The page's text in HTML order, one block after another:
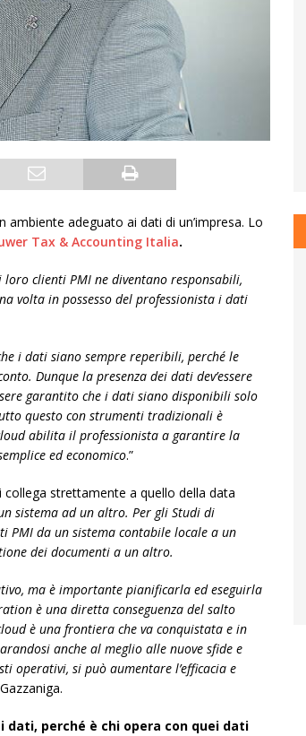
ambiente adeguato ai dati di un’impresa. Lo
Tax & Accounting Italia.
clienti PMI ne diventano responsabili,
volta in possesso del professionista i dati
i dati siano sempre reperibili, perché le
Dunque la presenza dei dati dev’essere
garantito che i dati siano disponibili solo
questo con strumenti tradizionali è
abilita il professionista a garantire la
ed economico.”
strettamente a quello della data
sistema ad un altro. Per gli Studi di
da un sistema contabile locale a un
dei documenti a un altro.
ma è importante pianificarla ed eseguirla
è una diretta conseguenza del salto
è una frontiera che va conquistata e in
anche al meglio alle nuove sfide e
operativi, si può aumentare l’efficacia e
dati, perché è chi opera con quei dati